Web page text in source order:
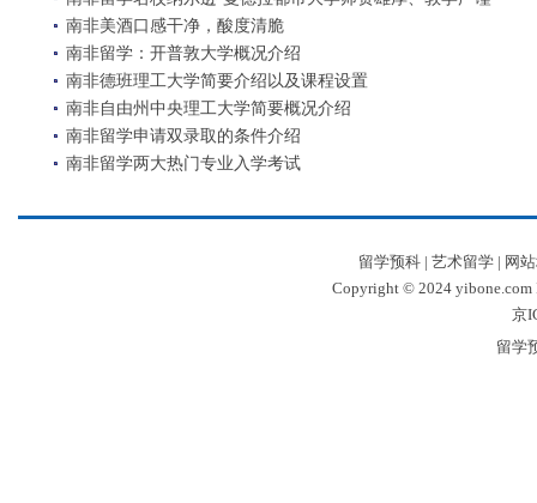
南非美酒口感干净，酸度清脆
南非留学：开普敦大学概况介绍
南非德班理工大学简要介绍以及课程设置
南非自由州中央理工大学简要概况介绍
南非留学申请双录取的条件介绍
南非留学两大热门专业入学考试
留学预科| 艺术留学| 网
Copyright © 2024 yibone.com
京
留学